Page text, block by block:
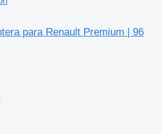
para Renault Premium | 96